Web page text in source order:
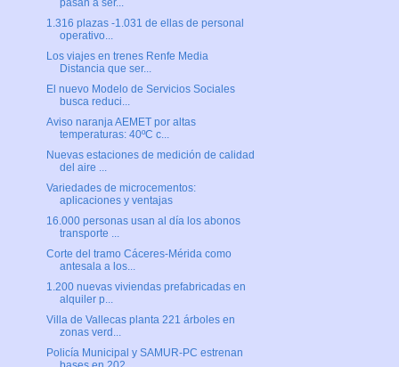
pasan a ser...
1.316 plazas -1.031 de ellas de personal
operativo...
Los viajes en trenes Renfe Media
Distancia que ser...
El nuevo Modelo de Servicios Sociales
busca reduci...
Aviso naranja AEMET por altas
temperaturas: 40ºC c...
Nuevas estaciones de medición de calidad
del aire ...
Variedades de microcementos:
aplicaciones y ventajas
16.000 personas usan al día los abonos
transporte ...
Corte del tramo Cáceres-Mérida como
antesala a los...
1.200 nuevas viviendas prefabricadas en
alquiler p...
Villa de Vallecas planta 221 árboles en
zonas verd...
Policía Municipal y SAMUR-PC estrenan